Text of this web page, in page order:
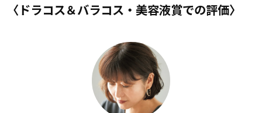
〈ドラコス＆バラコス・美容液賞での評価〉